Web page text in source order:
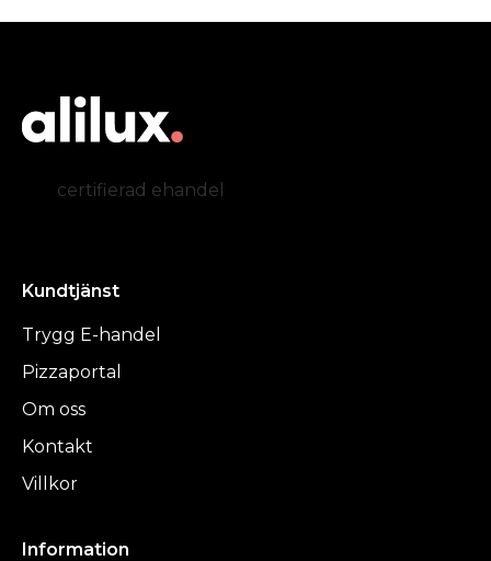
certifierad ehandel
Kundtjänst
Trygg E-handel
Pizzaportal
Om oss
Kontakt
Villkor
Information